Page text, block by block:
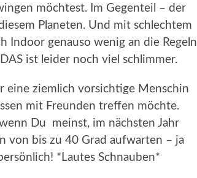
möchtest. Im Gegenteil – der
Planeten. Und mit schlechtem
Indoor genauso wenig an die Regeln
ist leider noch viel schlimmer.
eine ziemlich vorsichtige Menschin
mit Freunden treffen möchte.
Du meinst, im nächsten Jahr
von bis zu 40 Grad aufwarten – ja
*Lautes Schnauben*